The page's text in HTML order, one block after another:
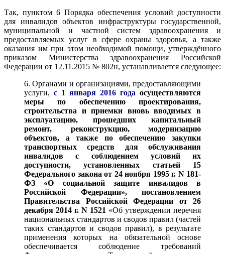
Так, пунктом 6 Порядка обеспечения условий доступности
для инвалидов объектов инфраструктуры государственной,
муниципальной и частной систем здравоохранения и
предоставляемых услуг в сфере охраны здоровья, а также
оказания им при этом необходимой помощи, утверждённого
приказом Министерства здравоохранения Российской
Федерации от 12.11.2015 № 802н, устанавливается следующее:
6. Органами и организациями, предоставляющими
услуги, с 1 января 2016 года осуществляются
меры по обеспечению проектирования,
строительства и приемки вновь вводимых в
эксплуатацию, прошедших капитальный
ремонт, реконструкцию, модернизацию
объектов, а также по обеспечению закупки
транспортных средств для обслуживания
инвалидов
с соблюдением условий их
доступности, установленных статьей 15
Федерального закона от 24 ноября 1995 г. N 181-
ФЗ «О социальной защите инвалидов в
Российской Федерации», постановлением
Правительства Российской Федерации от 26
декабря 2014 г. N 1521 «Об утверждении перечня
национальных стандартов и сводов правил (частей
таких стандартов и сводов правил), в результате
применения которых на обязательной основе
обеспечивается соблюдение требований